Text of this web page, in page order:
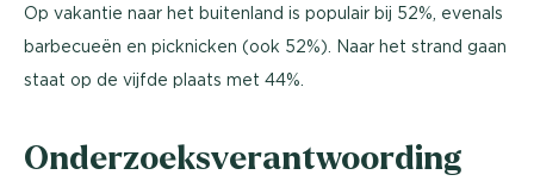
Op vakantie naar het buitenland is populair bij 52%, evenals
barbecueën en picknicken (ook 52%). Naar het strand gaan
staat op de vijfde plaats met 44%.
Onderzoeksverantwoording